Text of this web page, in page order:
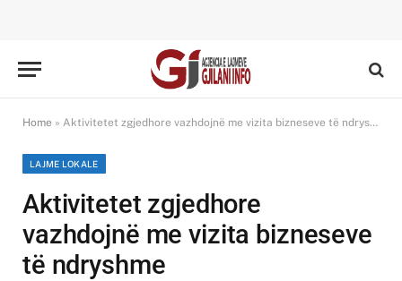
Home » Aktivitetet zgjedhore vazhdojnë me vizita bizneseve të ndryshme
LAJME LOKALE
Aktivitetet zgjedhore
vazhdojnë me vizita bizneseve
të ndryshme